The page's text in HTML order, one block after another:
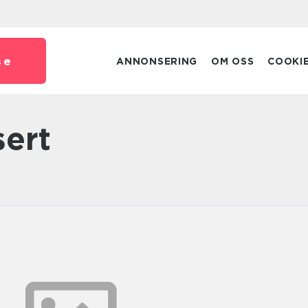
ANNONSERING OM OSS